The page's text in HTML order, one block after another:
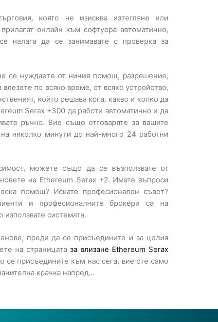
която не изисква изтегляне или
онлайн към софтуера автоматично,
налага да се занимавате с проверка за
се нуждаете от ничия помощ, разрешение,
по всяко време, от всяко устройство,
който решава кога, какво и колко да
Serax +300 да работи автоматично и да
ръчно. Вие също отговаряте за вашите
няколко минути до най-много 24 работни
можете също да се възползвате от
на Ethereum Serax +2. Имате въпроси
помощ? Искате професионален съвет?
и професионалните брокери са на
системата.
преди да се присъедините и за целия
на страницатаза влизане Ethereum Serax
се присъедините към нас сега, вие сте само
крачка напред…